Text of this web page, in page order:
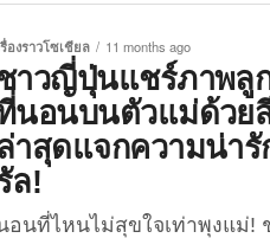
รื่องราวโซเชียล 11 months ago
าวญี่ปุ่นแชร์ภาพลูก
นอนบนตัวแม่ด้วย
าสุดแจกความน่ารั
ล!
อนที่ไหนไม่สุขใจเท่าพุงแม่!